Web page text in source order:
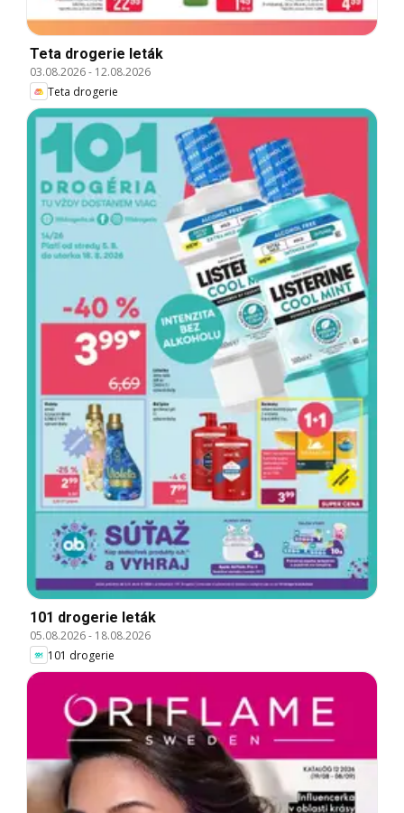
Teta drogerie leták
03.08.2026- 12.08.2026
Teta drogerie
101 drogerie leták
05.08.2026- 18.08.2026
101 drogerie